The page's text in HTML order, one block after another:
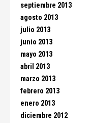
septiembre 2013
agosto 2013
julio 2013
junio 2013
mayo 2013
abril 2013
marzo 2013
febrero 2013
enero 2013
diciembre 2012